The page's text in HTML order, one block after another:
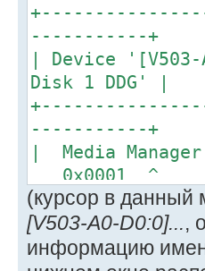
-----------+
| Device '[V503-
Disk 1 DDG' |
-----------+
| Media
0x0001 ^
|
Magnetic disk O
|
(курсор в данный
[V503-A0-D0:0]...,
информацию